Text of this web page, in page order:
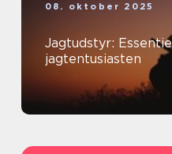
08. oktober 2025
Jagtudstyr:
jagtentusiasten